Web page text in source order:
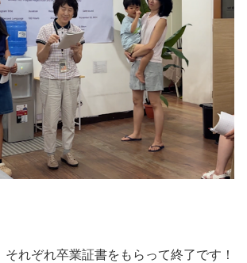
それぞれ卒業証書をもらって終了です！